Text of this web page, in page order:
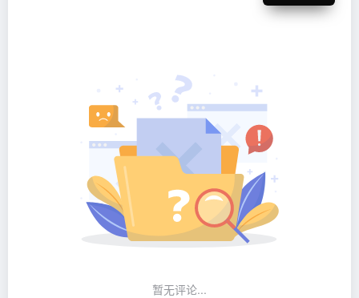
暂无评论...